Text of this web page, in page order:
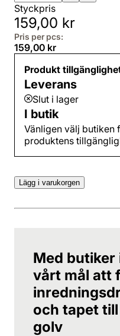
Styckpris
159,00 kr
Pris per pcs:
159,00 kr
Produkt
Leverans
Slut i lager
I butik
Vänligen välj butiken
produktens
Lägg i varukorgen
Med butiker
vårt mål att
och tapet
golv